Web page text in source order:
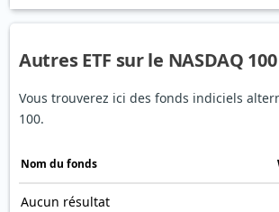
Autres ETF sur le NASDAQ
Vous trouverez ici des fonds indiciels
100.
Nom du fonds
Aucun résultat